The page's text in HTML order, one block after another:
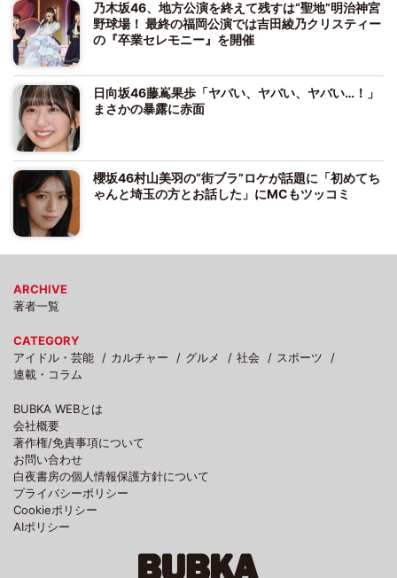
乃木坂46、地方公演を終えて残すは“聖地”明治神宮
野球場！ 最終の福岡公演では吉田綾乃クリスティー
の『卒業セレモニー』を開催
日向坂46藤嶌果歩「ヤバい、ヤバい、ヤバい…！」
まさかの暴露に赤面
櫻坂46村山美羽の“街ブラ”ロケが話題に「初めてち
ゃんと埼玉の方とお話した」にMCもツッコミ
ARCHIVE
著者一覧
CATEGORY
アイドル・芸能
カルチャー グルメ 社会
スポーツ
連載・コラム
BUBKA WEBとは
会社概要
著作権/免責事項について
お問い合わせ
白夜書房の個人情報保護方針について
プライバシーポリシー
Cookieポリシー
AIポリシー